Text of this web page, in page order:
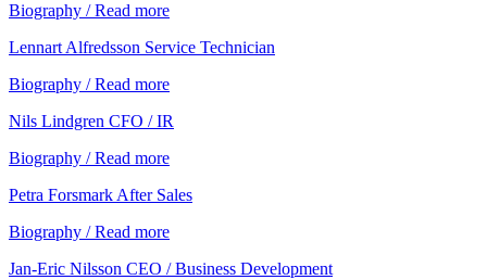
Biography / Read more
Lennart Alfredsson Service Technician
Biography / Read more
Nils Lindgren CFO / IR
Biography / Read more
Petra Forsmark After Sales
Biography / Read more
Jan-Eric Nilsson CEO / Business Development